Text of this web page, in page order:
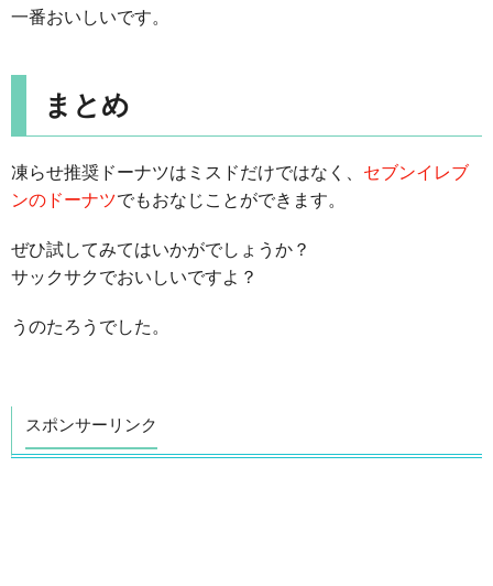
一番おいしいです。
まとめ
凍らせ推奨ドーナツはミスドだけではなく、 セブンイレブ
ンのドーナツでもおなじことができます。
ぜひ試してみてはいかがでしょうか？
サックサクでおいしいですよ？
うのたろうでした。
スポンサーリンク